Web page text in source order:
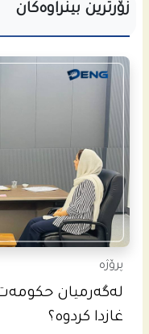
زۆرترین بینراوەکان
پرۆژە
له‌گه‌رمیان
غازدا كردوه‌؟